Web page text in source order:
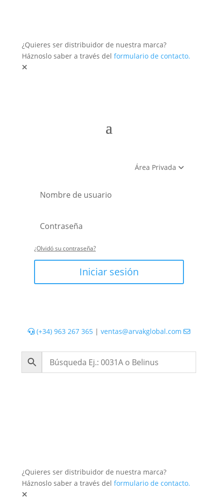
¿Quieres ser distribuidor de nuestra marca?
Háznoslo saber a través del formulario de contacto.
Área Privada
¿Olvidó su contraseña?
Iniciar sesión
(+34) 963 267 365| ventas@arvakglobal.com
¿Quieres ser distribuidor de nuestra marca?
Háznoslo saber a través del formulario de contacto.